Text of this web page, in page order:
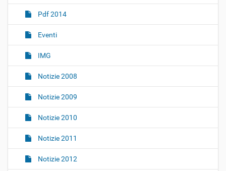
i
n
Pdf 2014
Eventi
IMG
Notizie 2008
Notizie 2009
Notizie 2010
Notizie 2011
Notizie 2012